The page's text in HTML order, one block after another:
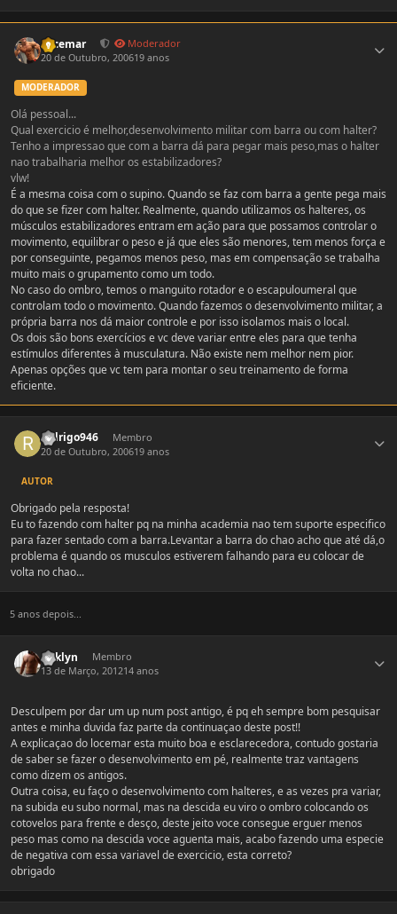
Locemar
Moderador
20 de Outubro, 200619 anos
MODERADOR
Olá pessoal...
Qual exercicio é melhor,desenvolvimento militar com barra ou com halter?
Tenho a impressao que com a barra dá para pegar mais peso,mas o halter
nao trabalharia melhor os estabilizadores?
vlw!
É a mesma coisa com o supino. Quando se faz com barra a gente pega mais
do que se fizer com halter. Realmente, quando utilizamos os halteres, os
músculos estabilizadores entram em ação para que possamos controlar o
movimento, equilibrar o peso e já que eles são menores, tem menos força e
por conseguinte, pegamos menos peso, mas em compensação se trabalha
muito mais o grupamento como um todo.
No caso do ombro, temos o manguito rotador e o escapuloumeral que
controlam todo o movimento. Quando fazemos o desenvolvimento militar, a
própria barra nos dá maior controle e por isso isolamos mais o local.
Os dois são bons exercícios e vc deve variar entre eles para que tenha
estímulos diferentes à musculatura. Não existe nem melhor nem pior.
Apenas opções que vc tem para montar o seu treinamento de forma
eficiente.
rodrigo946
Membro
20 de Outubro, 200619 anos
AUTOR
Obrigado pela resposta!
Eu to fazendo com halter pq na minha academia nao tem suporte especifico
para fazer sentado com a barra.Levantar a barra do chao acho que até dá,o
problema é quando os musculos estiverem falhando para eu colocar de
volta no chao...
5 anos depois...
Anklyn
Membro
13 de Março, 201214 anos
Desculpem por dar um up num post antigo, é pq eh sempre bom pesquisar
antes e minha duvida faz parte da continuaçao deste post!!
A explicaçao do locemar esta muito boa e esclarecedora, contudo gostaria
de saber se fazer o desenvolvimento em pé, realmente traz vantagens
como dizem os antigos.
Outra coisa, eu faço o desenvolvimento com halteres, e as vezes pra variar,
na subida eu subo normal, mas na descida eu viro o ombro colocando os
cotovelos para frente e desço, deste jeito voce consegue erguer menos
peso mas como na descida voce aguenta mais, acabo fazendo uma especie
de negativa com essa variavel de exercicio, esta correto?
obrigado